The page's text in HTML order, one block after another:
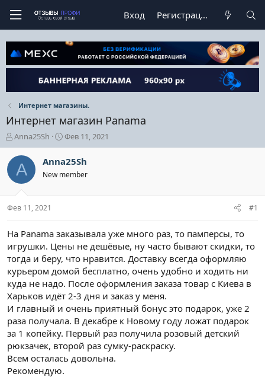
Вход Регистрация
Интернет магазины.
Интернет магазин Panama
А
в
т
о
р
е
м
Anna25Sh
Д
а
т
а
н
ч
а
Фев 11, 2021
A Anna25Sh
New member
Фев 11, 2021 #1
На Panama заказывала уже много раз, то памперсы, то
игрушки. Цены не дешёвые, ну часто бывают скидки, то
тогда и беру, что нравится. Доставку всегда оформляю
курьером домой бесплатно, очень удобно и ходить ни
куда не надо. После оформления заказа товар с Киева в
Харьков идёт 2-3 дня и заказ у меня.
И главный и очень приятный бонус это подарок, уже 2
раза получала. В декабре к Новому году ложат подарок
за 1 копейку. Первый раз получила розовый детский
рюкзачек, второй раз сумку-раскраску.
Всем осталась довольна.
Рекомендую.